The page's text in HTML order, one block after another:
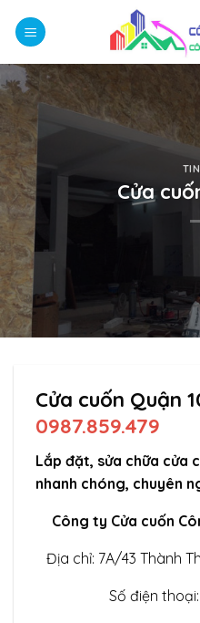
qua
dung
Cửa
Cửa cuốn Quận
0987.859.479
Lắp đặt, sửa chữa cửa
nhanh chóng, chuyên
Công ty Cửa cuốn
Địa chỉ: 7A/43 Thành
Số điện thoại: